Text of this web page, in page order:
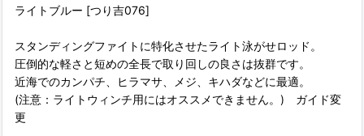
ライトブルー [つり吉076]
スタンディングファイトに特化させたライト泳がせロッド。
圧倒的な軽さと短めの全長で取り回しの良さは抜群です。
近海でのカンパチ、ヒラマサ、メジ、キハダなどに最適。
(注意：ライトウィンチ用にはオススメできません。) ガイド変
更